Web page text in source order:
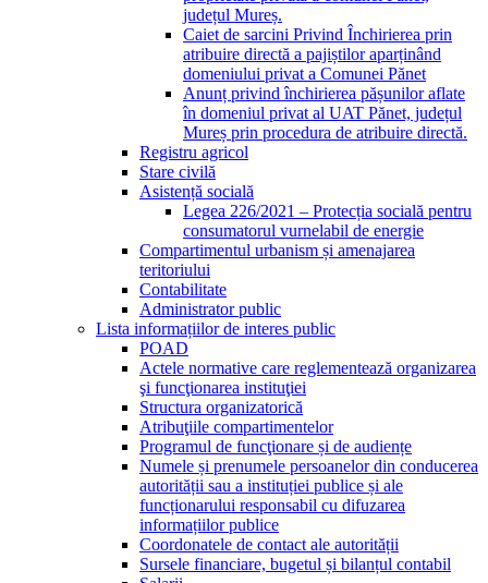
județul Mureș.
Caiet de sarcini Privind Închirierea prin
atribuire directă a pajiștilor aparținând
domeniului privat a Comunei Pănet
Anunț privind închirierea pășunilor aflate
în domeniul privat al UAT Pănet, județul
Mureș prin procedura de atribuire directă.
Registru agricol
Stare civilă
Asistență socială
Legea 226/2021 – Protecția socială pentru
consumatorul vurnelabil de energie
Compartimentul urbanism și amenajarea
teritoriului
Contabilitate
Administrator public
Lista informațiilor de interes public
POAD
Actele normative care reglementează organizarea
şi funcţionarea instituţiei
Structura organizatorică
Atribuţiile compartimentelor
Programul de funcţionare și de audiențe
Numele și prenumele persoanelor din conducerea
autorității sau a instituției publice și ale
funcționarului responsabil cu difuzarea
informațiilor publice
Coordonatele de contact ale autorității
Sursele financiare, bugetul și bilanțul contabil